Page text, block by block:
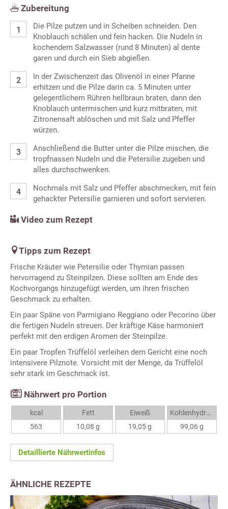
Zubereitung
Die Pilze putzen und in Scheiben schneiden. Den
Knoblauch schälen und fein hacken. Die Nudeln in
kochendem Salzwasser (rund 8 Minuten) al dente
garen und durch ein Sieb abgießen.
In der Zwischenzeit das Olivenöl in einer Pfanne
erhitzen und die Pilze darin ca. 5 Minuten unter
gelegentlichem Rühren hellbraun braten, dann den
Knoblauch untermischen und kurz mitbraten, mit
Zitronensaft ablöschen und mit Salz und Pfeffer
würzen.
Anschließend die Butter unter die Pilze mischen, die
tropfnassen Nudeln und die Petersilie zugeben und
alles durchschwenken.
Nochmals mit Salz und Pfeffer abschmecken, mit fein
gehackter Petersilie garnieren und sofort servieren.
Video zum Rezept
Tipps zum Rezept
Frische Kräuter wie Petersilie oder Thymian passen
hervorragend zu Steinpilzen. Diese sollten am Ende des
Kochvorgangs hinzugefügt werden, um ihren frischen
Geschmack zu erhalten.
Ein paar Späne von Parmigiano Reggiano oder Pecorino über
die fertigen Nudeln streuen. Der kräftige Käse harmoniert
perfekt mit den erdigen Aromen der Steinpilze.
Ein paar Tropfen Trüffelöl verleihen dem Gericht eine noch
intensivere Pilznote. Vorsicht mit der Menge, da Trüffelöl
sehr stark im Geschmack ist.
Nährwert pro Portion
kcal
563
Fett
10,08 g
Eiweiß
19,05 g
Kohlenhydrate
99,06 g
Detaillierte Nährwertinfos
ÄHNLICHE REZEPTE